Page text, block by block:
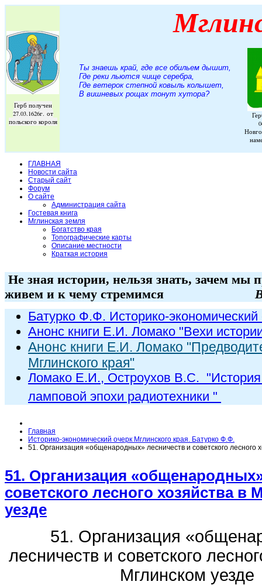
Герб получен
27.03.1626г. от
польского короля
Ты знаешь край, где все обильем дышит,
Где реки льются чище серебра,
Где ветерок степной ковыль колышет,
В вишневых рощах тонут хутора?
ГЛАВНАЯ
Новости сайта
Старый сайт
Форум
О сайте
Администрация сайта
Гостевая книга
Мглинская земля
Богатство края
Топографические карты
Описание местности
Краткая история
Не зная истории, нельзя знать, зачем мы
живем и к чему стремимся
Батурко Ф.Ф. Историко-экономический
Анонс книги Е.И. Ломако "Вехи
Анонс книги Е.И. Ломако
Мглинского края"
Ломако Е.И., Остроухов В.С. "
ламповой эпохи радиотехники "
Главная
Историко-экономический очерк Мглинского края. Батурко Ф.Ф.
51. Организация «общенародных» лесничеств и советского лесного
51. Организация
советского лесного хозяйства в
уезде
51. Организация
лесничеств и советского
Мглинском уезде